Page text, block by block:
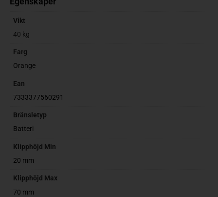
Vikt
40 kg
Farg
Orange
Ean
7333377560291
Bränsletyp
Batteri
Klipphöjd Min
20 mm
Klipphöjd Max
70 mm